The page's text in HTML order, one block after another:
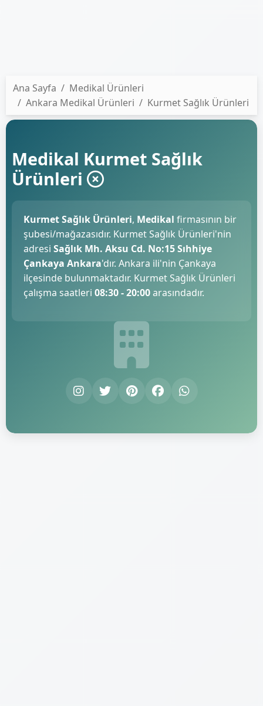
Ana Sayfa
Medikal Ürünleri
Ankara Medikal Ürünleri
Kurmet Sağlık Ürünleri
Medikal Kurmet Sağlık
Ürünleri
Kurmet Sağlık Ürünleri, Medikal firmasının bir
şubesi/mağazasıdır. Kurmet Sağlık Ürünleri'nin
adresi Sağlık Mh. Aksu Cd. No:15 Sıhhiye
Çankaya Ankara'dır. Ankara ili'nin Çankaya
ilçesinde bulunmaktadır. Kurmet Sağlık Ürünleri
çalışma saatleri 08:30 - 20:00arasındadır.